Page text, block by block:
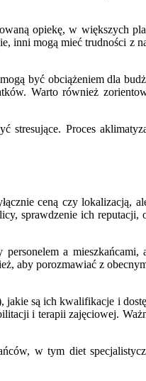
opiekę, w większych
inni mogą mieć trudności z
być obciążeniem dla
Warto również
stresujące. Proces
ceną czy lokalizacją,
sprawdzenie ich reputacji,
a mieszkańcami,
aby porozmawiać z
jakie są ich kwalifikacje i
i terapii zajęciowej.
w tym diet